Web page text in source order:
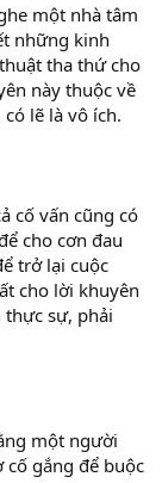
một nhà tâm
những kinh
tha thứ cho
này thuộc về
lẽ là vô ích.
cố vấn cũng có
cho cơn đau
trở lại cuộc
cho lời khuyên
thực sự, phải
một người
cố gắng để buộc